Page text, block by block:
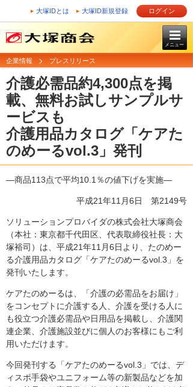
大塚IDとは 大塚ID新規登録 ログイン
メニュー
企業情報 プレスリリース
介護必需品約4,300点を掲
載、無料お試しサンプルサ
ービスも
介護用品カタログ「ケアた
のめーるvol.3」発刊
―商品113点で平均10.1％の値下げを実施―
平成21年11月6日 第2149号
ソリューションプロバイダの株式会社大塚商会
（本社：東京都千代田区、代表取締役社長：大
塚裕司）は、平成21年11月6日より、たのめー
る介護用品カタログ「ケアたのめーるvol.3」を
発刊いたします。
ケアたのめーるは、「介護の必需品をお届け」
をコンセプトに介護する人、介護を受ける人に
も役立つ介護必需品や日用品を掲載し、介護関
連企業、介護施設並びに個人のお客様にもご利
用いただけます。
今回発刊する「ケアたのめーるvol.3」では、デ
ィスポ手袋やユニフォーム等の新製品などを加